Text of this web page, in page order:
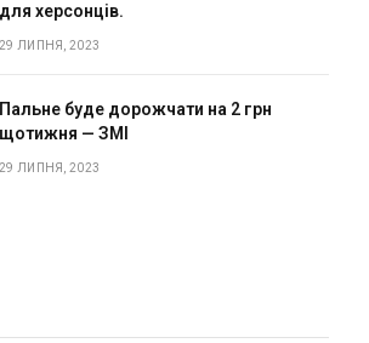
для херсонців.
29 ЛИПНЯ, 2023
Пальне буде дорожчати на 2 грн
щотижня — ЗМІ
29 ЛИПНЯ, 2023